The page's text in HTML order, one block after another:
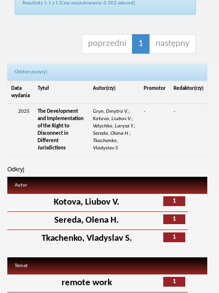
Rezultaty 1-1 z 1 (Czas wyszukiwania: 0.002 sekund).
poprzedni 1 następny
Odsłon pozycji:
Data
wydania
Tytuł Autor(rzy) Promotor Redaktor(rzy)
2025
The Development
and Implementation
of the Right to
Disconnect in
Different
Jurisdictions
Gryn, Dmytro V.;
Kotova, Liubov V.;
Velychko, Larysa Y.;
Sereda, Olena H.;
Tkachenko,
Vladyslav S.
- -
Odkryj
Autor
1
Kotova, Liubov V.
1
Sereda, Olena H.
1
Tkachenko, Vladyslav S.
Temat
1
remote work